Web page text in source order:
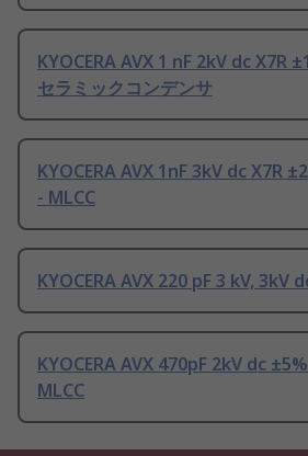
KYOCERA AVX 1 nF 2kV dc X7R
セラミックコンデンサ
KYOCERA AVX 1nF 3kV dc X7R
- MLCC
KYOCERA AVX 220 pF 3 kV, 3kV
KYOCERA AVX 470pF 2kV dc
MLCC